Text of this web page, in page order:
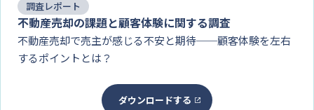
調査レポート
不動産売却の課題と顧客体験に関する調査
不動産売却で売主が感じる不安と期待──顧客体験を左右
するポイントとは？
ダウンロードする